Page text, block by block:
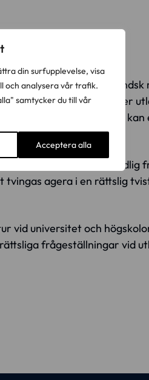
din surfupplevelse, visa
och analysera vår trafik.
samtycker du till vår
Acceptera alla
tvist med en
Vilken lag – svensk eller
I vilken utsträckning
kortfattad och överskådlig
agera i en rättslig
vid universitet och
frågeställningar vid